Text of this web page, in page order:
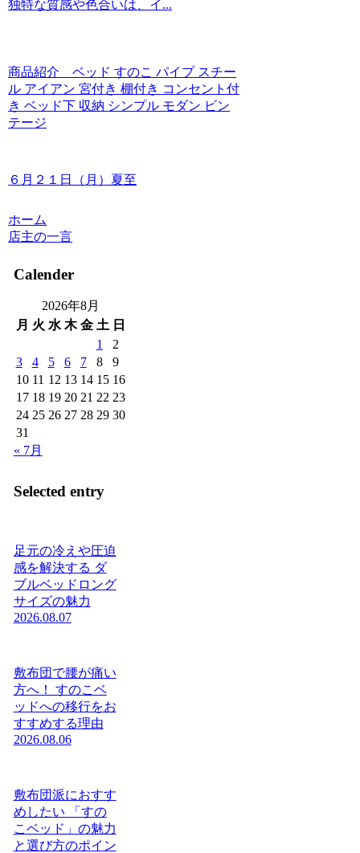
独特な質感や色合いは、イ...
商品紹介 ベッド すのこ パイプ スチー
ル アイアン 宮付き 棚付き コンセント付
き ベッド下 収納 シンプル モダン ビン
テージ
６月２１日（月）夏至
ホーム
店主の一言
Calender
2026年8月
月 火 水 木 金 土 日
1
2
3
4 5 6 7 8
9
10 11 12 13 14 15 16
17 18 19 20 21 22 23
24 25 26 27 28 29 30
31
« 7月
Selected entry
足元の冷えや圧迫
感を解決する ダ
ブルベッドロング
サイズの魅力
2026.08.07
敷布団で腰が痛い
方へ！ すのこベ
ッドへの移行をお
すすめする理由
2026.08.06
敷布団派におすす
めしたい 「すの
こベッド」の魅力
と選び方のポイン